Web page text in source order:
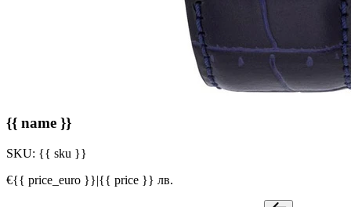
{{ name }}
SKU: {{ sku }}
€{{ price_euro }}|{{ price }} лв.